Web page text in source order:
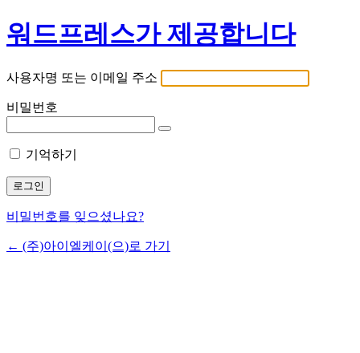
워드프레스가 제공합니다
사용자명 또는 이메일 주소
비밀번호
기억하기
비밀번호를 잊으셨나요?
← (주)아이엘케이(으)로 가기